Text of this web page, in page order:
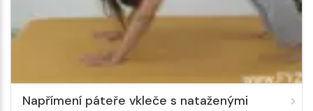
Napřímení páteře vkleče s nataženými